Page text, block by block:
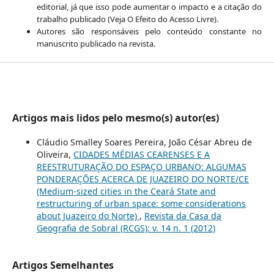
editorial, já que isso pode aumentar o impacto e a citação do
trabalho publicado (Veja O Efeito do Acesso Livre).
Autores são responsáveis pelo conteúdo constante no
manuscrito publicado na revista.
Artigos mais lidos pelo mesmo(s) autor(es)
Cláudio Smalley Soares Pereira, João César Abreu de
Oliveira, CIDADES MÉDIAS CEARENSES E A
REESTRUTURAÇÃO DO ESPAÇO URBANO: ALGUMAS
PONDERAÇÕES ACERCA DE JUAZEIRO DO NORTE/CE
(Medium-sized cities in the Ceará State and
restructuring of urban space: some considerations
about Juazeiro do Norte) , Revista da Casa da
Geografia de Sobral (RCGS): v. 14 n. 1 (2012)
Artigos Semelhantes